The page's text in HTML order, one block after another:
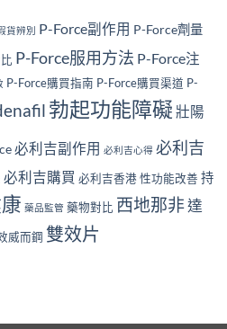
貨辨別 P-Force副作用 P-Force劑量
P-Force服用方法 P-Force注
P-Force購買指南 P-Force購買渠道 P-
勃起功能障礙 壯陽
必利吉副作用 必利吉心得 必利吉
必利吉購買 必利吉香港 性功能改善 持
藥品監管 藥物對比 西地那非達
威而鋼 雙效片